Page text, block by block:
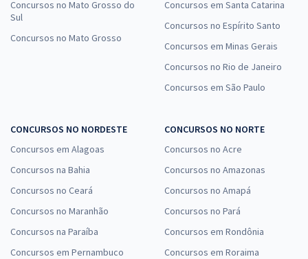
Concursos no Mato Grosso do
Sul
Concursos no Mato Grosso
Concursos em Santa Catarina
Concursos no Espírito Santo
Concursos em Minas Gerais
Concursos no Rio de Janeiro
Concursos em São Paulo
CONCURSOS NO NORDESTE
Concursos em Alagoas
Concursos na Bahia
Concursos no Ceará
Concursos no Maranhão
Concursos na Paraíba
Concursos em Pernambuco
CONCURSOS NO NORTE
Concursos no Acre
Concursos no Amazonas
Concursos no Amapá
Concursos no Pará
Concursos em Rondônia
Concursos em Roraima